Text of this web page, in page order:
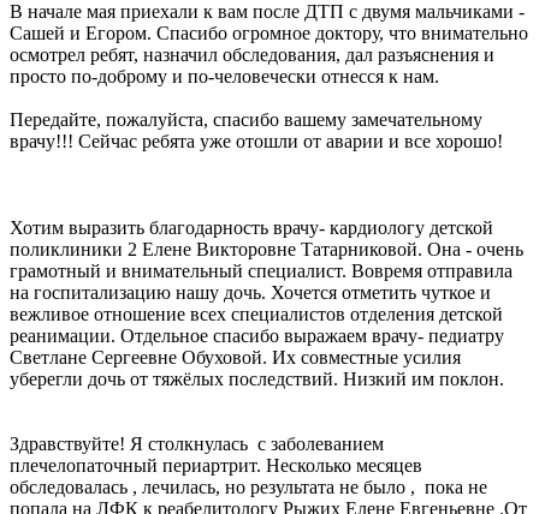
В начале мая приехали к вам после ДТП с двумя мальчиками -
Сашей и Егором. Спасибо огромное доктору, что внимательно
осмотрел ребят, назначил обследования, дал разъяснения и
просто по-доброму и по-человечески отнесся к нам.
Передайте, пожалуйста, спасибо вашему замечательному
врачу!!! Сейчас ребята уже отошли от аварии и все хорошо!
Хотим выразить благодарность врачу- кардиологу детской
поликлиники 2 Елене Викторовне Татарниковой. Она - очень
грамотный и внимательный специалист. Вовремя отправила
на госпитализацию нашу дочь. Хочется отметить чуткое и
вежливое отношение всех специалистов отделения детской
реанимации. Отдельное спасибо выражаем врачу- педиатру
Светлане Сергеевне Обуховой. Их совместные усилия
уберегли дочь от тяжёлых последствий. Низкий им поклон.
Здравствуйте! Я столкнулась с заболеванием
плечелопаточный периартрит. Несколько месяцев
обследовалась , лечилась, но результата не было , пока не
попала на ЛФК к реабелитологу Рыжих Елене Евгеньевне .От